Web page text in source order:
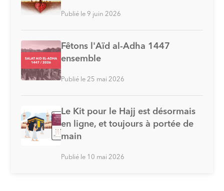
Publié le 9 juin 2026
Fêtons l'Aïd al-Adha 1447
ensemble
Publié le 25 mai 2026
Le Kit pour le Hajj est désormais
en ligne, et toujours à portée de
main
Publié le 10 mai 2026